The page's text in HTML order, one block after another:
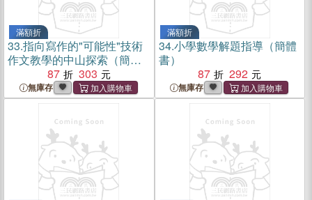
滿額折
33.指向寫作的"可能性"技術
作文教學的中山探索（簡體
87 303
無庫存
滿額折
34.小學數學解題指導（簡體
書）
87
292
無庫存